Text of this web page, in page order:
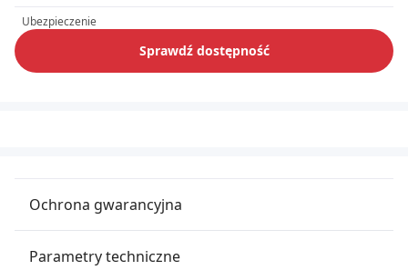
Ubezpieczenie
Sprawdź dostępność
Ochrona gwarancyjna
Parametry techniczne